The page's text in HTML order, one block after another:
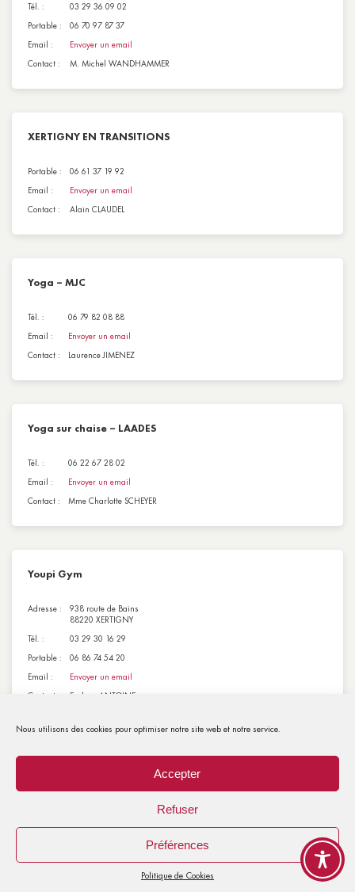
Nous utilisons des cookies pour optimiser notre site web et notre service.
Accepter
Refuser
Préférences
Politique de Cookies
Tél. :
03 29 36 09 02
Portable :
06 70 97 87 37
Email :
Envoyer un email
Contact :
M. Michel WANDHAMMER
XERTIGNY EN TRANSITIONS
Portable :
06 61 37 19 92
Email :
Envoyer un email
Contact :
Alain CLAUDEL
Yoga – MJC
Tél. :
06 79 82 08 88
Email :
Envoyer un email
Contact :
Laurence JIMENEZ
Yoga sur chaise – LAADES
Tél. :
06 22 67 28 02
Email :
Envoyer un email
Contact :
Mme Charlotte SCHEYER
Youpi Gym
Adresse :
938 route de Bains
88220 XERTIGNY
Tél. :
03 29 30 16 29
Portable :
06 86 74 54 20
Email :
Envoyer un email
Contact :
Evelyne ANTOINE